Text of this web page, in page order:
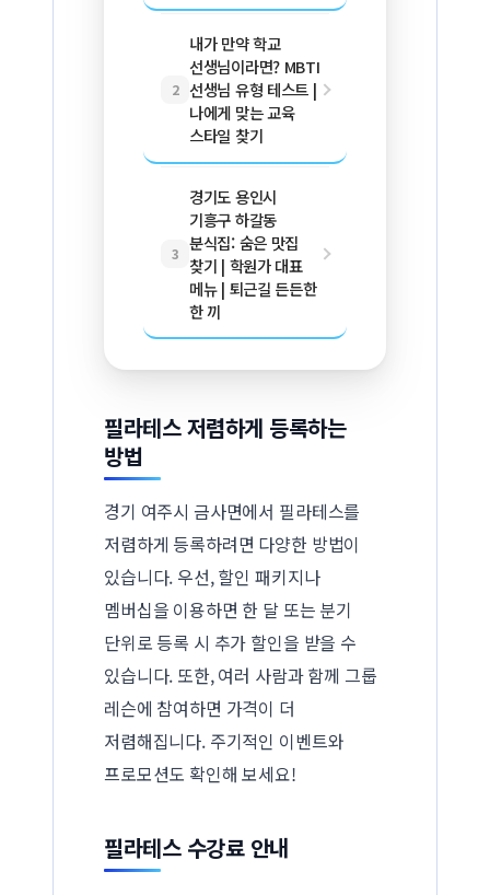
2
내가 만약 학교
선생님이라면? MBTI
선생님 유형 테스트 |
나에게 맞는 교육
스타일 찾기
3
경기도 용인시
기흥구 하갈동
분식집: 숨은 맛집
찾기 | 학원가 대표
메뉴 | 퇴근길 든든한
한 끼
필라테스 저렴하게 등록하는
방법
경기 여주시 금사면에서 필라테스를
저렴하게 등록하려면 다양한 방법이
있습니다. 우선, 할인 패키지나
멤버십을 이용하면 한 달 또는 분기
단위로 등록 시 추가 할인을 받을 수
있습니다. 또한, 여러 사람과 함께 그룹
레슨에 참여하면 가격이 더
저렴해집니다. 주기적인 이벤트와
프로모션도 확인해 보세요!
필라테스 수강료 안내